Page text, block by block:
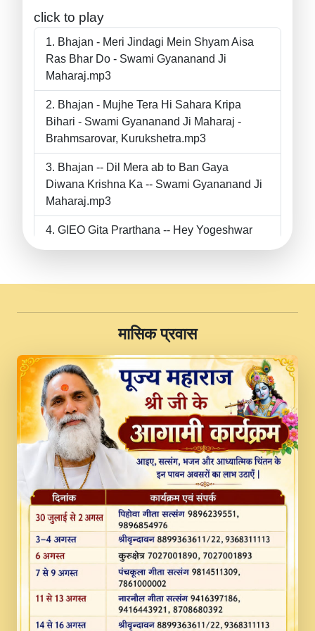
click to play
Bhajan - Meri Jindagi Mein Shyam Aisa
Ras Bhar Do - Swami Gyananand Ji
Maharaj.mp3
Bhajan - Mujhe Tera Hi Sahara Kripa
Bihari - Swami Gyananand Ji Maharaj -
Brahmsarovar, Kurukshetra.mp3
Bhajan -- Dil Mera ab to Ban Gaya
Diwana Krishna Ka -- Swami Gyananand Ji
Maharaj.mp3
GIEO Gita Prarthana -- Hey Yogeshwar
II Swami Gyananand Ji Maharaj.mp3
JINU SATGURU AAP BULAVE by Rasik
Pawan ji 20-11-19 Sankirtan At VEER JI
PRABHU KUTEER CHANNEL.mp3
Kina Sohna Tera Bhawan Sajaya Mata
Vaishno Devi Aarti Mata Rani Bhajan By
Lakhwinder Wadali Ji.mp3
MERE MANN VICH KANTH KALER
NEW PUNAJBI DEVOTIONAL SONG 2017
FULL VIDEO HD.mp3
Na To Roop Hai Bindu Ji Maharaj Pad - A
Divine Bhajan by Shri Indresh Ji
#BhaktiPath.mp3
Radha Rani Ki Kirpa Best Devotional
Song By Chitra Vichitra.mp3
​मासिक प्रवास